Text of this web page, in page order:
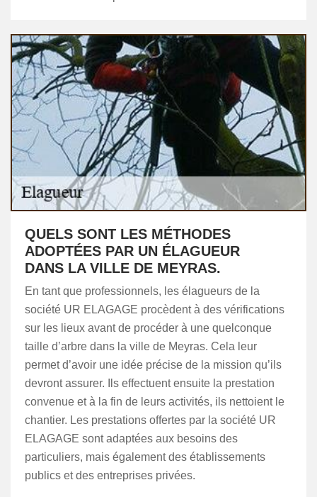
QUELS SONT LES MÉTHODES
ADOPTÉES PAR UN ÉLAGUEUR
DANS LA VILLE DE MEYRAS.
En tant que professionnels, les élagueurs de la
société UR ELAGAGE procèdent à des vérifications
sur les lieux avant de procéder à une quelconque
taille d’arbre dans la ville de Meyras. Cela leur
permet d’avoir une idée précise de la mission qu’ils
devront assurer. Ils effectuent ensuite la prestation
convenue et à la fin de leurs activités, ils nettoient le
chantier. Les prestations offertes par la société UR
ELAGAGE sont adaptées aux besoins des
particuliers, mais également des établissements
publics et des entreprises privées.